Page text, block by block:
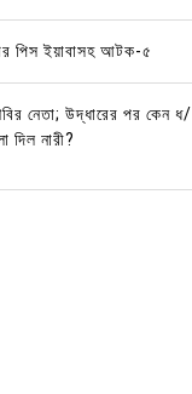
পিস ইয়াবাসহ আটক-৫
নেতা; উদ্ধারের পর কেন ধ/
দিল নারী?